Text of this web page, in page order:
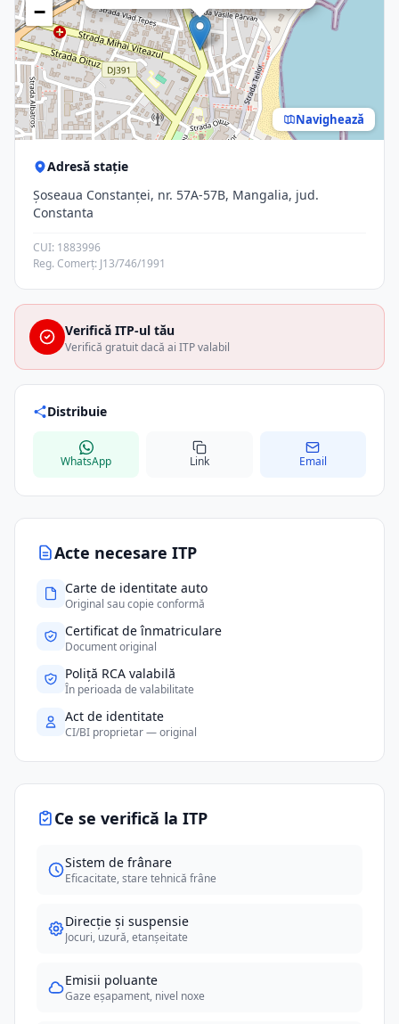
Acte necesare ITP
Carte de identitate auto
Original sau copie conformă
Certificat de înmatriculare
Document original
Poliță RCA valabilă
În perioada de valabilitate
Act de identitate
CI/BI proprietar — original
Ce se verifică la ITP
Sistem de frânare
Eficacitate, stare tehnică frâne
Direcție și suspensie
Jocuri, uzură, etanșeitate
Emisii poluante
Gaze eșapament, nivel noxe
−
Navighează
Adresă stație
Șoseaua Constanței, nr. 57A-57B, Mangalia, jud.
Constanta
CUI: 1883996
Reg. Comerț: J13/746/1991
Verifică ITP-ul tău
Verifică gratuit dacă ai ITP valabil
Distribuie
WhatsApp Link Email